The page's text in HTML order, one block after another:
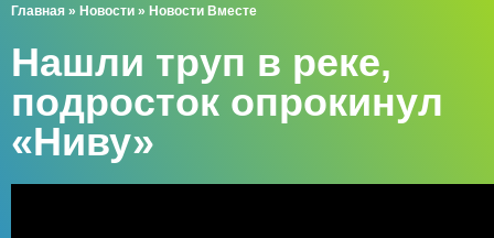
Главная » Новости » Новости Вместе
Нашли труп в реке,
подросток опрокинул
«Ниву»